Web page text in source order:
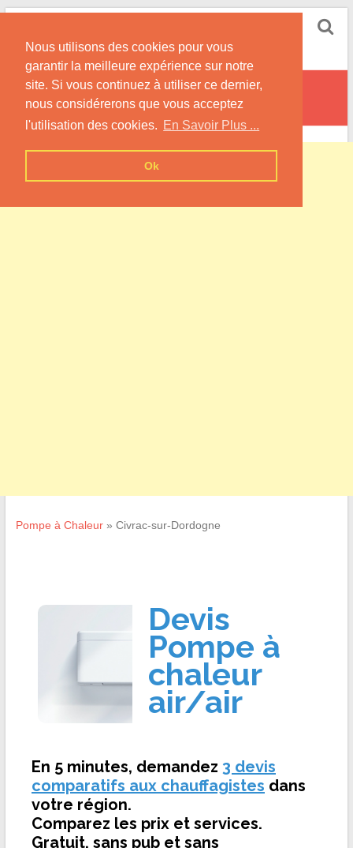
Nous utilisons des cookies pour vous
garantir la meilleure expérience sur notre
site. Si vous continuez à utiliser ce dernier,
nous considérerons que vous acceptez
l'utilisation des cookies. En Savoir Plus ...
Ok
Skip
content
Informations sur les Pompes à Chaleur
Civrac-sur-Dordogne
Pompe à Chaleur» Civrac-sur-Dordogne